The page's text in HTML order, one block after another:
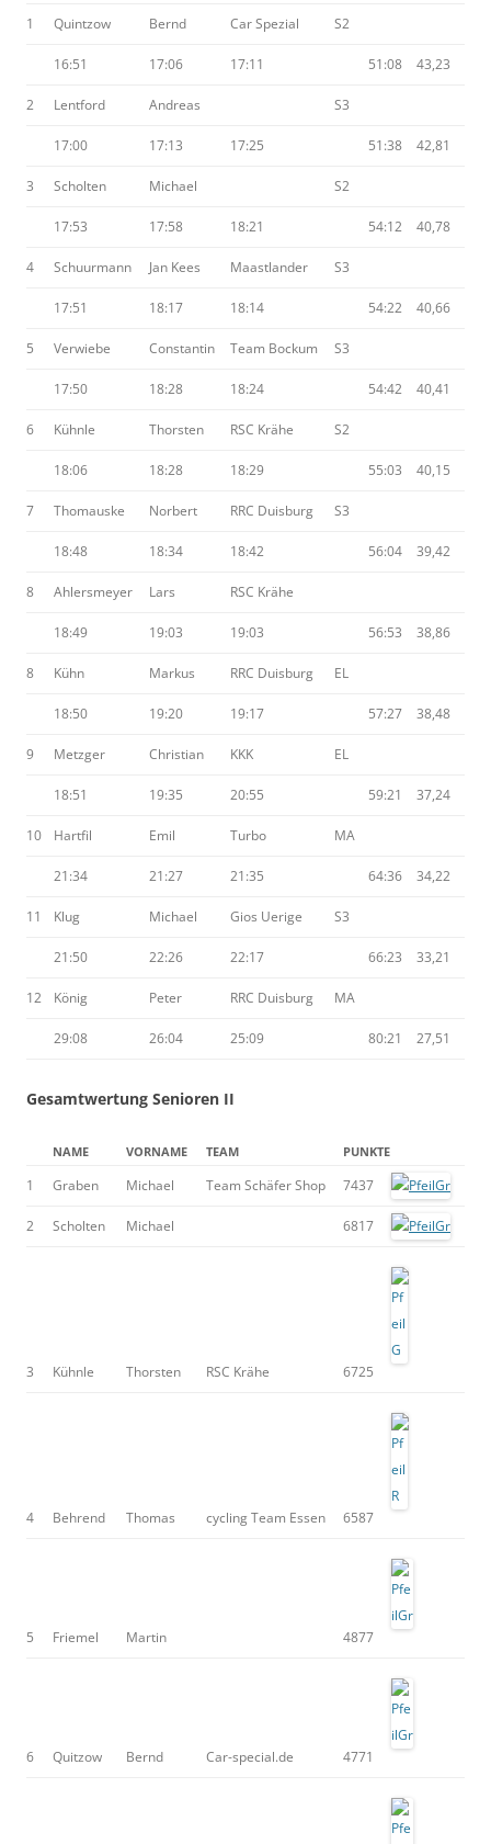
1 Quintzow Bernd Car Spezial S2
16:51 17:06 17:11 51:08 43,23
2 Lentford Andreas S3
17:00 17:13 17:25 51:38 42,81
3 Scholten Michael S2
17:53 17:58 18:21 54:12 40,78
4 Schuurmann Jan Kees Maastlander S3
17:51 18:17 18:14 54:22 40,66
5 Verwiebe Constantin Team Bockum S3
17:50 18:28 18:24 54:42 40,41
6 Kühnle Thorsten RSC Krähe S2
18:06 18:28 18:29 55:03 40,15
7 Thomauske Norbert RRC Duisburg S3
18:48 18:34 18:42 56:04 39,42
8 Ahlersmeyer Lars RSC Krähe
18:49 19:03 19:03 56:53 38,86
8 Kühn Markus RRC Duisburg EL
18:50 19:20 19:17 57:27 38,48
9 Metzger Christian KKK EL
18:51 19:35 20:55 59:21 37,24
10 Hartfil Emil Turbo MA
21:34 21:27 21:35 64:36 34,22
11 Klug Michael Gios Uerige S3
21:50 22:26 22:17 66:23 33,21
12 König Peter RRC Duisburg MA
29:08 26:04 25:09 80:21 27,51
Gesamtwertung Senioren II
NAME VORNAME TEAM PUNKTE
1 Graben Michael Team Schäfer Shop 7437
2 Scholten Michael 6817
3 Kühnle Thorsten RSC Krähe 6725
4 Behrend Thomas cycling Team Essen 6587
5 Friemel Martin 4877
6 Quitzow Bernd Car-special.de 4771